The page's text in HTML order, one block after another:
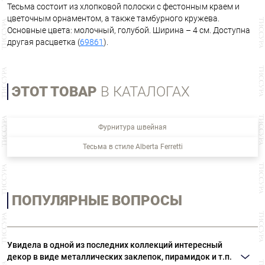
Тесьма состоит из хлопковой полоски с фестонным краем и
цветочным орнаментом, а также тамбурного кружева.
Основные цвета: молочный, голубой. Ширина – 4 см. Доступна
другая расцветка (69861).
ЭТОТ ТОВАР В КАТАЛОГАХ
Фурнитура швейная
Тесьма в стиле Alberta Ferretti
ПОПУЛЯРНЫЕ ВОПРОСЫ
Увидела в одной из последних коллекций интересный
декор в виде металлических заклепок, пирамидок и т.п.